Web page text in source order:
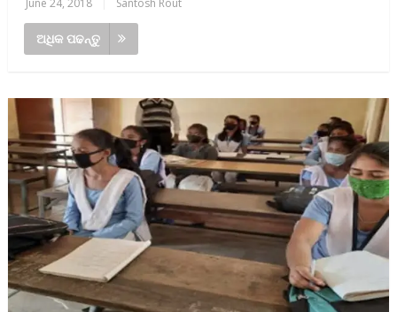
June 24, 2018 Santosh Rout
ଅଧିକ ପଢନ୍ତୁ